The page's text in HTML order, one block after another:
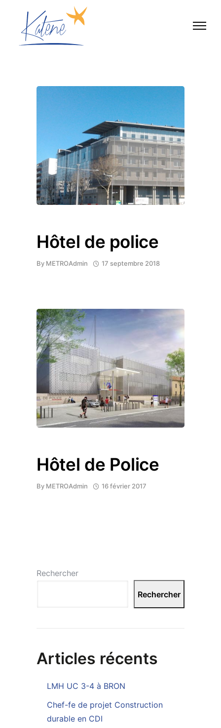
Hôtel de police
By METROAdmin 17 septembre 2018
Hôtel de Police
By METROAdmin 16 février 2017
Rechercher
Rechercher
Articles récents
LMH UC 3-4 à BRON
Chef-fe de projet Construction
durable en CDI